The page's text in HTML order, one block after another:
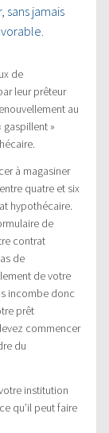
jamais
de
leur prêteur
au
gaspillent »
à magasiner
quatre et six
hypothécaire.
de
contrat
de
de votre
incombe donc
prêt
commencer
du
institution
qu’il peut faire